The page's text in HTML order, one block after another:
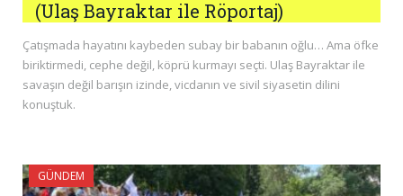
(Ulaş Bayraktar ile Röportaj)
Çatışmada hayatını kaybeden subay bir babanın oğlu… Ama öfke
biriktirmedi, cephe değil, köprü kurmayı seçti. Ulaş Bayraktar ile
savaşın değil barışın izinde, vicdanın ve sivil siyasetin dilini
konuştuk.
GÜNDEM